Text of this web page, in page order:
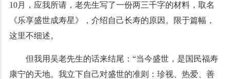
10月，应我所请，老先生写了一份两三千字的材料，取名
《乐享盛世成寿星》，介绍自己长寿的原因。限于篇幅，
这里不细述。
但我用吴老先生的话来结尾：“当今盛世，是国民福寿
康宁的天地。我立下自己对盛世的准则：珍视、热爱、善